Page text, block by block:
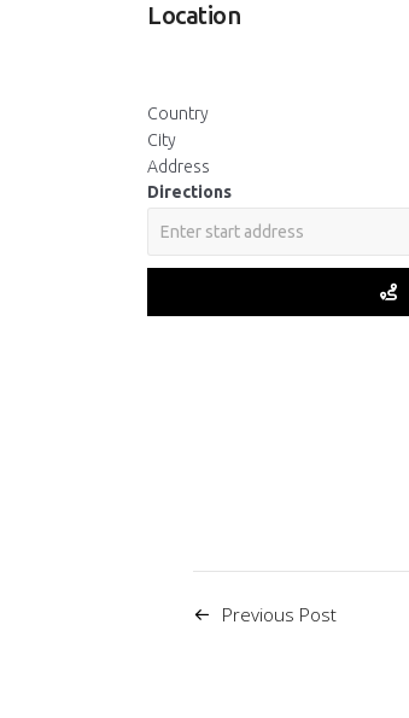
Location
Country
City
Address
Directions
Previous Post